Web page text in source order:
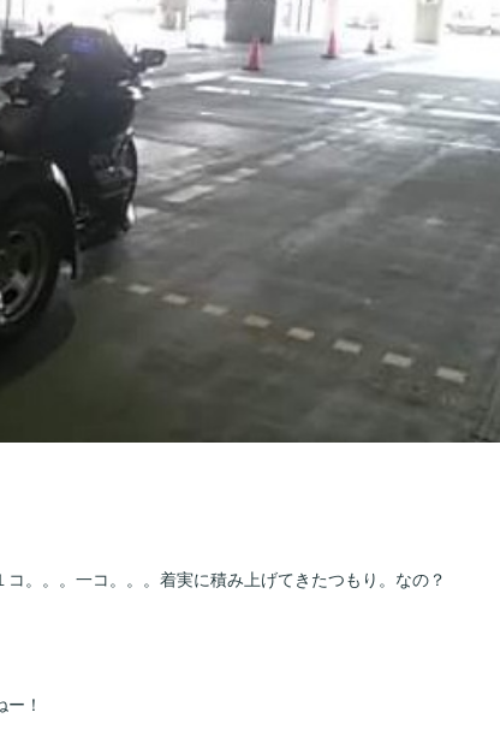
。。。一コ。。。着実に積み上げてきたつもり。なの？
！